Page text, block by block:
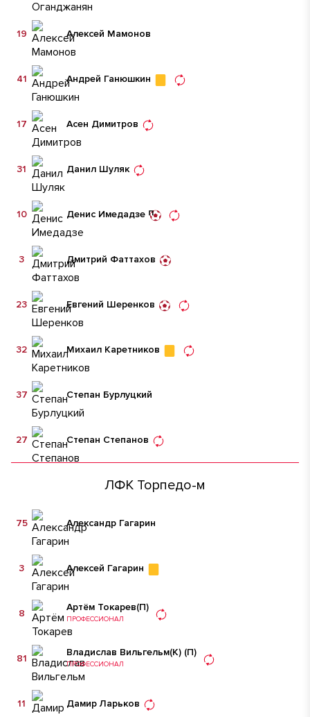
Алексей Мамонов
19
Андрей Ганюшкин
41
Асен Димитров
17
Данил Шуляк
31
Денис Имедадзе
10
Дмитрий Фаттахов
3
Евгений Шеренков
23
Михаил Каретников
32
Степан Бурлуцкий
37
Степан Степанов
27
ЛФК Торпедо-м
Александр Гагарин
75
Алексей Гагарин
3
Артём Токарев(П)
ПРОФЕССИОНАЛ
8
Владислав Вильгельм(К) (П)
ПРОФЕССИОНАЛ
81
Дамир Ларьков
11